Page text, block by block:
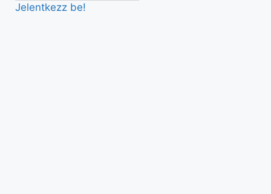
Jelentkezz be!